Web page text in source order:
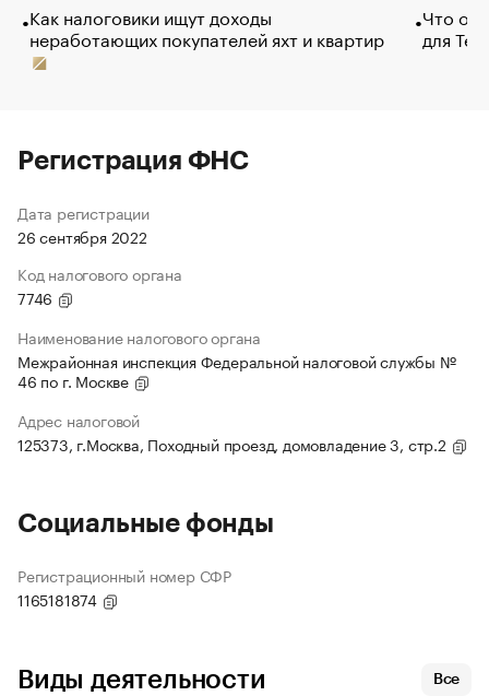
Как налоговики ищут доходы
неработающих покупателей яхт и квартир
Что
для
Регистрация ФНС
Дата регистрации
26 сентября 2022
Код налогового органа
7746
Наименование налогового органа
Межрайонная инспекция Федеральной налоговой службы №
46 по г. Москве
Адрес налоговой
125373, г.Москва, Походный проезд, домовладение 3, стр.2
Социальные фонды
Регистрационный номер СФР
1165181874
Виды деятельности Все